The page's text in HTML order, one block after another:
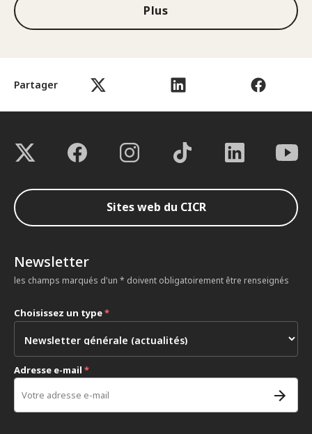
Partager
Plus
Sites web du CICR
Newsletter
les champs marqués d'un * doivent obligatoirement être renseignés
Choisissez un type*
Adresse e-mail *